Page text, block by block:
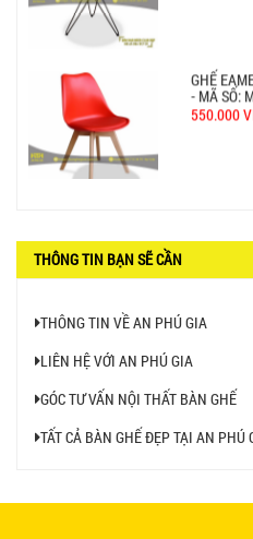
GHẾ XẾP
380.000
BÀN
THÔNG TIN BẠN SẼ CẦN
THÔNG TIN VỀ AN PHÚ GIA
LIÊN HỆ VỚI AN PHÚ GIA
GÓC TƯ VẤN NỘI THẤT BÀN GHẾ
TẤT CẢ BÀN GHẾ ĐẸP TẠI AN PHÚ